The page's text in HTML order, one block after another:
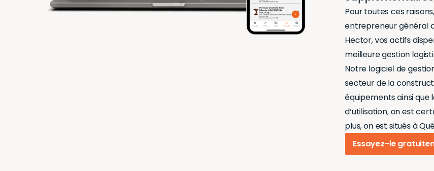
Pour toutes ces
entrepreneur général
Hector, vos actifs
meilleure gestion
Notre logiciel de
secteur de la
équipements ainsi que
d’utilisation, on est
plus, on est situés à
Essayez-le